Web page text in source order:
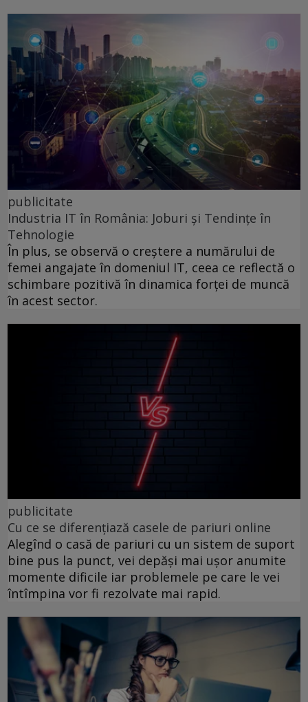
publicitate
Industria IT în România: Joburi și Tendințe în
Tehnologie
În plus, se observă o creștere a numărului de
femei angajate în domeniul IT, ceea ce reflectă o
schimbare pozitivă în dinamica forței de muncă
în acest sector.
publicitate
Cu ce se diferențiază casele de pariuri online
Alegînd o casă de pariuri cu un sistem de suport
bine pus la punct, vei depăși mai ușor anumite
momente dificile iar problemele pe care le vei
întîmpina vor fi rezolvate mai rapid.